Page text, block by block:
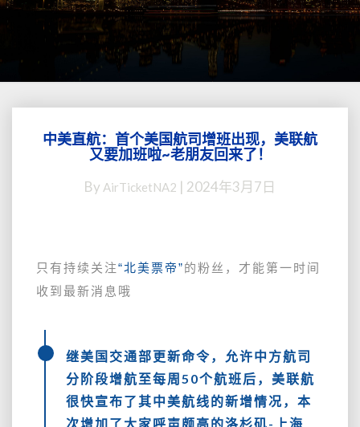
中
美
航：
国
出
美
联
航
中美直航：首个美国航司增班出现，美联航
又要加班啦~老朋友回来了！
By AirTicketNA2 2024年3月7日
只有持续关注“北美票帝”的粉丝，才能第一时间
收到最新消息哦
继美国交通部更新命令，允许中方航司
分阶段增航至每周50个航班后，美联航
很快宣布了其中美航线的新增情况，本
次增加了大家呼声颇高的洛杉矶-上海